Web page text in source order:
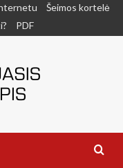
Šeimos kortelė
PDF